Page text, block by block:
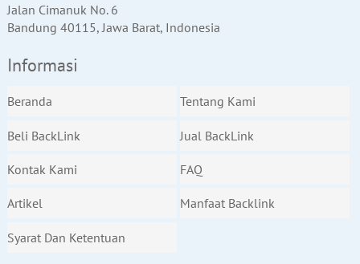
Jalan Cimanuk No. 6
Bandung 40115, Jawa Barat, Indonesia
Informasi
Beranda Tentang Kami
Beli BackLink Jual BackLink
Kontak Kami FAQ
Artikel Manfaat Backlink
Syarat Dan Ketentuan